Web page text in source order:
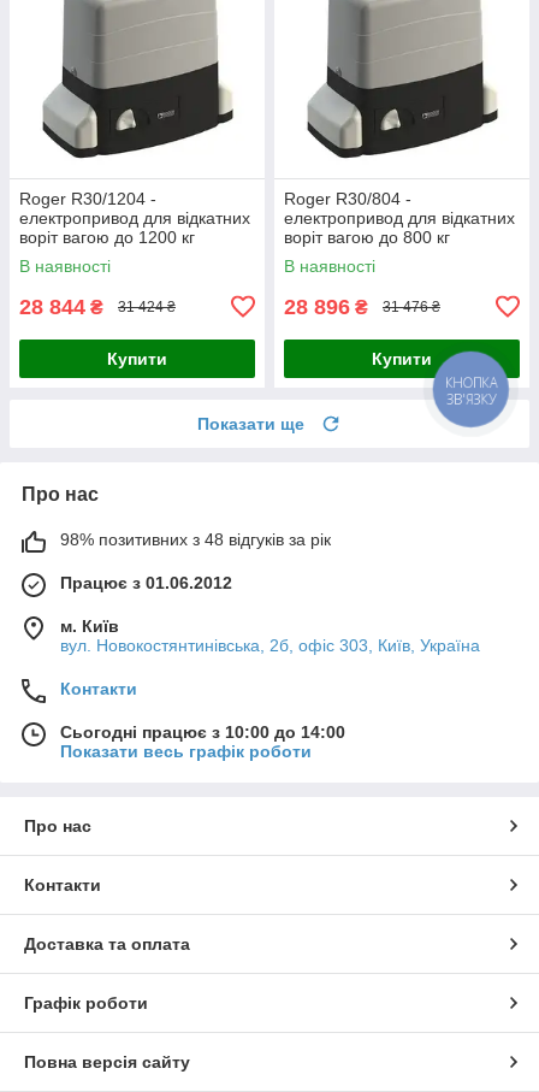
Roger R30/1204 -
електропривод для відкатних
воріт вагою до 1200 кг
В наявності
28 844 ₴ 31 424 ₴
Купити
Roger R30/804 -
електропривод для відкатних
воріт вагою до 800 кг
В наявності
28 896 ₴ 31 476 ₴
Купити
Показати ще
Про нас
98% позитивних з 48 відгуків за рік
Працює з 01.06.2012
м. Київ
вул. Новокостянтинівська, 2б, офіс 303, Київ, Україна
Контакти
Сьогодні працює з 10:00 до 14:00
Показати весь графік роботи
Про нас
Контакти
Доставка та оплата
Графік роботи
Повна версія сайту
КНОПКА
ЗВ'ЯЗКУ